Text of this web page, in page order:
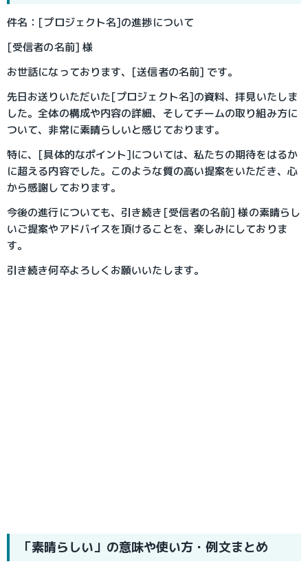
件名：[プロジェクト名]の進捗について
[受信者の名前] 様
お世話になっております、[送信者の名前] です。
先日お送りいただいた[プロジェクト名]の資料、拝見いたしま
した。全体の構成や内容の詳細、そしてチームの取り組み方に
ついて、非常に素晴らしいと感じております。
特に、[具体的なポイント]については、私たちの期待をはるか
に超える内容でした。このような質の高い提案をいただき、心
から感謝しております。
今後の進行についても、引き続き[受信者の名前] 様の素晴らし
いご提案やアドバイスを頂けることを、楽しみにしておりま
す。
引き続き何卒よろしくお願いいたします。
「素晴らしい」の意味や使い方・例文まとめ